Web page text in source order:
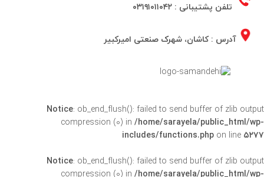
تلفن پشتیبانی : ۰۳۱۹۱۰۱۱۰۴۲
آدرس : کاشان، شهرک صنعتی امیرکبیر
Notice: ob_end_flush(): failed to send buffer of zlib output
compression (0) in/home/sarayela/public_html/wp-
includes/functions.php on line ۵۲۷۷
Notice: ob_end_flush(): failed to send buffer of zlib output
compression (0) in/home/sarayela/public_html/wp-